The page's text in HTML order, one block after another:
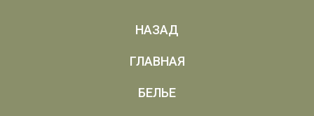
НАЗАД
ГЛАВНАЯ
БЕЛЬЕ